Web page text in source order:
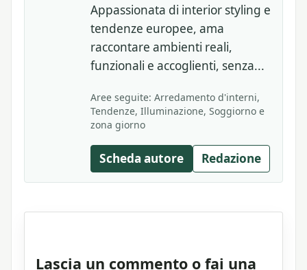
Appassionata di interior styling e
tendenze europee, ama
raccontare ambienti reali,
funzionali e accoglienti, senza...
Aree seguite: Arredamento d'interni,
Tendenze, Illuminazione, Soggiorno e
zona giorno
Scheda autore Redazione
Lascia un commento o fai una